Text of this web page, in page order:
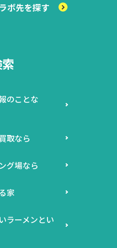
ボ先を探す
のことな
取なら
グ場なら
家
ラーメンとい